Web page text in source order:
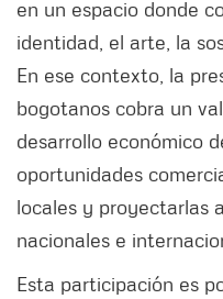
en un espacio donde
identidad, el arte, la
En ese contexto, la
bogotanos cobra un
desarrollo económico
oportunidades
locales y proyectarlas
nacionales e
Esta participación es